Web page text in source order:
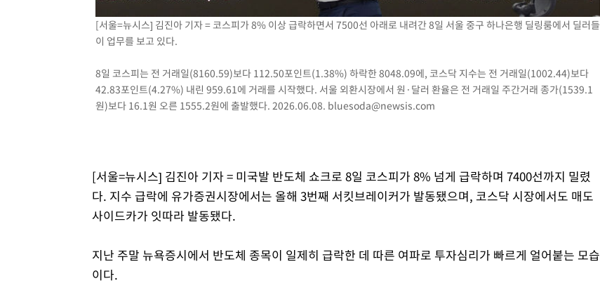
"美간섭에 합의 지연"…트럼프, '이란 호르무즈 통제권' 수용할까
[속보]산업장관 "李정부, 원전 반대 안해…안정 전력 위해 불가피"
[서울=뉴시스] 김진아 기자 = 코스피가 8% 이상 급락하면서 7500선 아래로 내려간 8일 서울 중구 하나은행 딜링룸에서 딜러들
이 업무를 보고 있다.
8일 코스피는 전 거래일(8160.59)보다 112.50포인트(1.38%) 하락한 8048.09에, 코스닥 지수는 전 거래일(1002.44)보다
42.83포인트(4.27%) 내린 959.61에 거래를 시작했다. 서울 외환시장에서 원·달러 환율은 전 거래일 주간거래 종가(1539.1
원)보다 16.1원 오른 1555.2원에 출발했다. 2026.06.08. bluesoda@newsis.com
[서울=뉴시스] 김진아 기자 = 미국발 반도체 쇼크로 8일 코스피가 8% 넘게 급락하며 7400선까지 밀렸
다. 지수 급락에 유가증권시장에서는 올해 3번째 서킷브레이커가 발동됐으며, 코스닥 시장에서도 매도
사이드카가 잇따라 발동됐다.
지난 주말 뉴욕증시에서 반도체 종목이 일제히 급락한 데 따른 여파로 투자심리가 빠르게 얼어붙는 모습
이다.